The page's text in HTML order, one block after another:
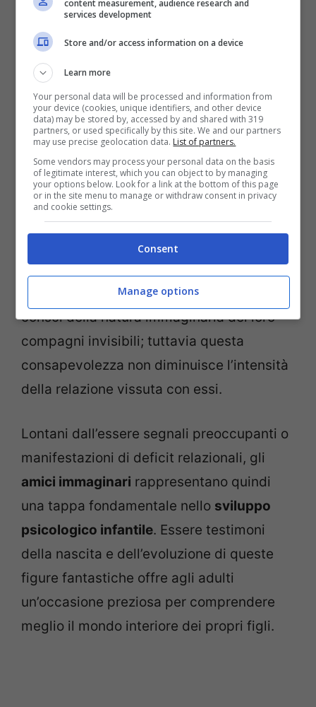
Attraverso questi compagni invisibili, i più
piccoli esplorano concetti come
l’autonomia emotiva
dal mondo esterno. L’amico immaginario
diventa così uno strumento attraverso cui
il bambino può elaborare pensieri ed
accessibile alla sua età.
consapevolezza della distinzione tra
gioca un ruolo cruciale in
questo processo. Contrariamente a quanto
si potrebbe pensare, i bambini sono ben
consci della natura immaginaria dei loro
compagni invisibili; tuttavia questa
consapevolezza non diminuisce l’intensità
della relazione vissuta con essi.
Lontani dall’essere segnali preoccupanti o
manifestazioni di deficit relazionali, gli
amici immaginari rappresentano quindi
una tappa fondamentale nello sviluppo
psicologico infantile. Essere testimoni
della nascita e dell’evoluzione di queste
figure fantastiche offre agli adulti
un’occasione preziosa per comprendere
meglio il mondo interiore dei propri figli.
content measurement, audience research and
services development
Store and/or access information on a device
Learn more
Your personal data will be processed and information from
your device (cookies, unique identifiers, and other device
data) may be stored by, accessed by and shared with 319
partners, or used specifically by this site. We and our partners
may use precise geolocation data. List of partners.
Some vendors may process your personal data on the basis
of legitimate interest, which you can object to by managing
your options below. Look for a link at the bottom of this page
or in the site menu to manage or withdraw consent in privacy
and cookie settings.
Consent
Manage options